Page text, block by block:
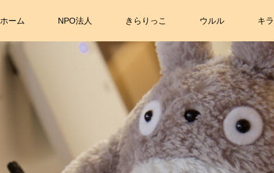
ホーム NPO法人 きらりっこ ウルル キ